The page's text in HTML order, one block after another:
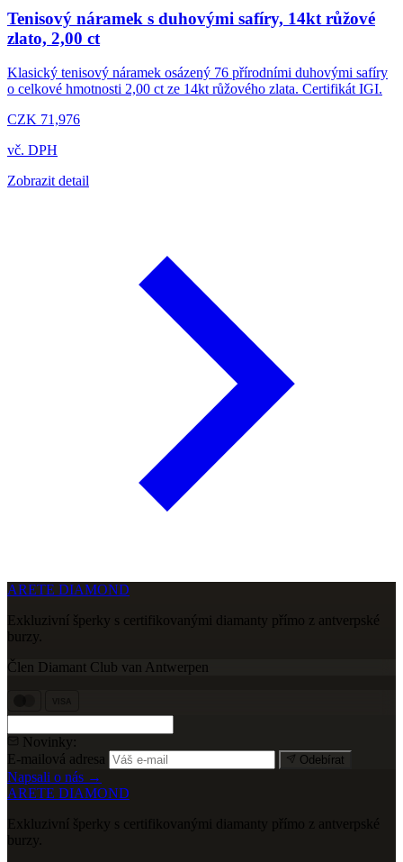
Tenisový náramek s duhovými safíry, 14kt růžové
zlato, 2,00 ct
Klasický tenisový náramek osázený 76 přírodními duhovými safíry
o celkové hmotnosti 2,00 ct ze 14kt růžového zlata. Certifikát IGI.
CZK 71,976
vč. DPH
Zobrazit detail
ARETE DIAMOND
Exkluzivní šperky s certifikovanými diamanty přímo z antverpské
burzy.
Člen Diamant Club van Antwerpen
Novinky:
E-mailová adresa
Odebírat
Napsali o nás →
ARETE DIAMOND
Exkluzivní šperky s certifikovanými diamanty přímo z antverpské
burzy.